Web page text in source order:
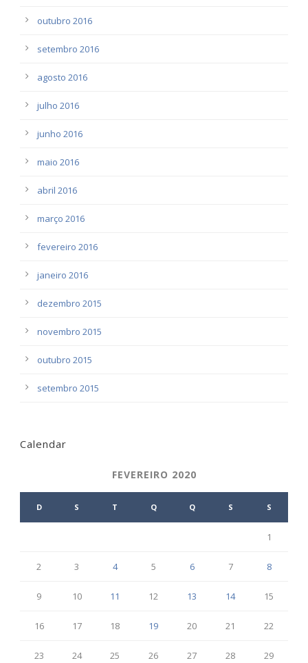
outubro 2016
setembro 2016
agosto 2016
julho 2016
junho 2016
maio 2016
abril 2016
março 2016
fevereiro 2016
janeiro 2016
dezembro 2015
novembro 2015
outubro 2015
setembro 2015
Calendar
FEVEREIRO 2020
D S T Q Q S S
1
2 3 4 5 6 7 8
9 10 11 12 13 14 15
16 17 18 19 20 21 22
23 24 25 26 27 28
29